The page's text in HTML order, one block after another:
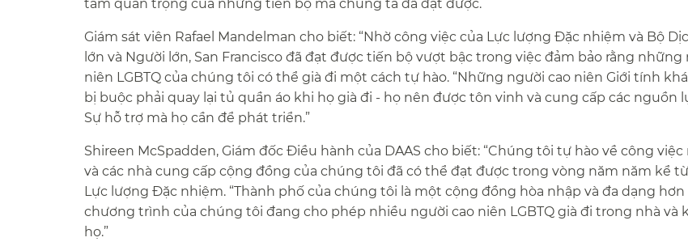
tầm quan trọng của những tiến bộ mà chúng ta đã đạt được.​​
Giám sát viên Rafael Mandelman cho biết: “Nhờ công việc của Lực lượng Đặc nhiệm và Bộ
lớn và Người lớn, San Francisco đã đạt được tiến bộ vượt bậc trong việc đảm bảo rằng những
niên LGBTQ của chúng tôi có thể già đi một cách tự hào. “Những người cao niên Giới tính
bị buộc phải quay lại tủ quần áo khi họ già đi - họ nên được tôn vinh và cung cấp các nguồn
Sự hỗ trợ mà họ cần để phát triển.”​​
Shireen McSpadden, Giám đốc Điều hành của DAAS cho biết: “Chúng tôi tự hào về công việc
và các nhà cung cấp cộng đồng của chúng tôi đã có thể đạt được trong vòng năm năm kể
Lực lượng Đặc nhiệm. “Thành phố của chúng tôi là một cộng đồng hòa nhập và đa dạng hơn
chương trình của chúng tôi đang cho phép nhiều người cao niên LGBTQ già đi trong nhà và
họ.”​​